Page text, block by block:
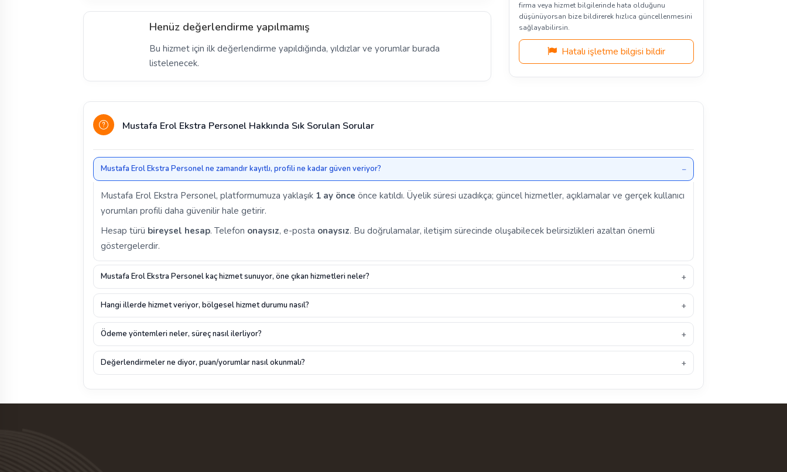
Henüz değerlendirme yapılmamış
Bu hizmet için ilk değerlendirme yapıldığında, yıldızlar ve yorumlar burada
listelenecek.
firma veya hizmet bilgilerinde hata olduğunu
düşünüyorsan bize bildirerek hızlıca güncellenmesini
sağlayabilirsin.
Hatalı işletme bilgisi bildir
Mustafa Erol Ekstra Personel Hakkında Sık Sorulan Sorular
Mustafa Erol Ekstra Personel ne zamandır kayıtlı, profili ne kadar güven veriyor?
Mustafa Erol Ekstra Personel, platformumuza yaklaşık 1 ay önce önce katıldı. Üyelik süresi uzadıkça; güncel hizmetler, açıklamalar ve gerçek kullanıcı
yorumları profili daha güvenilir hale getirir.
Hesap türü bireysel hesap. Telefon onaysız, e-posta onaysız. Bu doğrulamalar, iletişim sürecinde oluşabilecek belirsizlikleri azaltan önemli
göstergelerdir.
Mustafa Erol Ekstra Personel kaç hizmet sunuyor, öne çıkan hizmetleri neler?
Hangi illerde hizmet veriyor, bölgesel hizmet durumu nasıl?
Ödeme yöntemleri neler, süreç nasıl ilerliyor?
Değerlendirmeler ne diyor, puan/yorumlar nasıl okunmalı?